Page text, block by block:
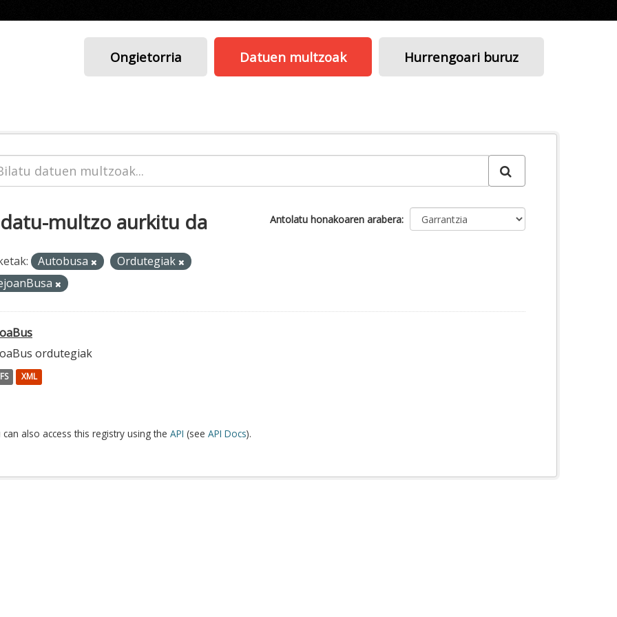
Ongietorria Datuen multzoak Hurrengoari buruz
Antolatu honakoaren arabera
multzo aurkitu da
Autobusa
Ordutegiak
ordutegiak
XML
can also access this registry using the API (see API Docs).